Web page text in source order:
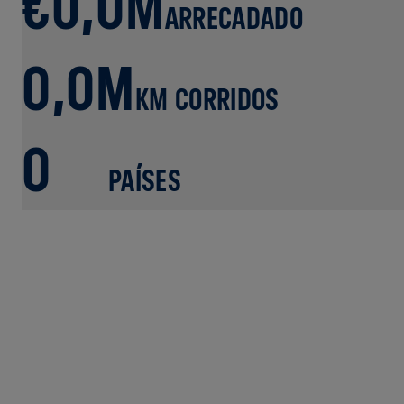
ARRECADADO
0,0MKM CORRIDOS
0 PAÍSES